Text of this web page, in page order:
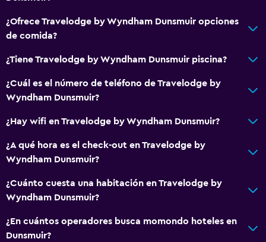
¿Ofrece Travelodge by Wyndham Dunsmuir opciones
de comida?
¿Tiene Travelodge by Wyndham Dunsmuir piscina?
¿Cuál es el número de teléfono de Travelodge by
Wyndham Dunsmuir?
¿Hay wifi en Travelodge by Wyndham Dunsmuir?
¿A qué hora es el check-out en Travelodge by
Wyndham Dunsmuir?
¿Cuánto cuesta una habitación en Travelodge by
Wyndham Dunsmuir?
¿En cuántos operadores busca momondo hoteles en
Dunsmuir?